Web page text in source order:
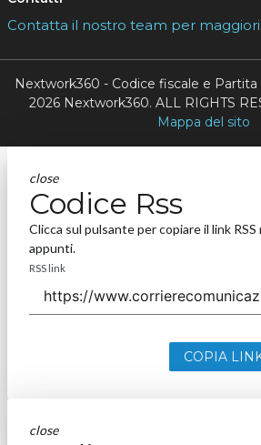
Contatta il nostro team per
Nextwork360 - Codice fiscale e
2026 Nextwork360. ALL RIGHTS
Mappa del sito
close
Codice Rss
Clicca sul pulsante per copiare il link RSS
appunti.
RSS link
COPIA
close